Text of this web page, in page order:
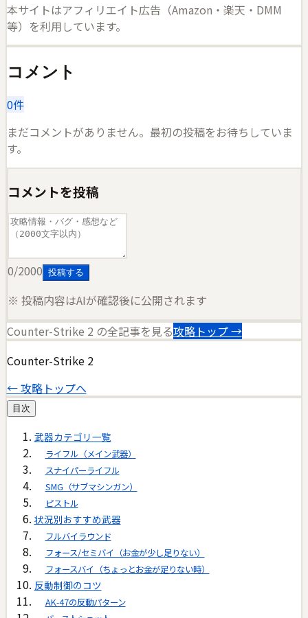
本サイトはアフィリエイト広告（Amazon・楽天・DMM
等）を利用しています。
コメント
0件
まだコメントがありません。最初の投稿をお待ちしていま
す。
コメントを投稿
0/2000 投稿する
※ 投稿内容はAIが確認後に公開されます
Counter-Strike 2 の全記事を見る攻略トップ →
Counter-Strike 2
← 攻略トップへ
目次
武器カテゴリ一覧
ライフル（メイン武器）
スナイパーライフル
SMG（サブマシンガン）
ピストル
状況別おすすめ武器
フルバイラウンド
フォース/セミバイ（お金が少し足りない）
フォースバイ（ちょっとお金が足りない時）
反動制御のコツ
AK-47の反動パターン